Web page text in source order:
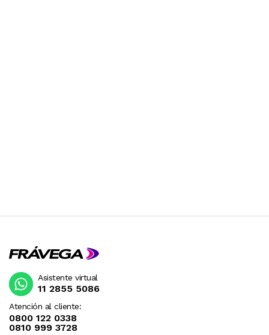
Atención al cliente:
0800 122 0338
0810 999 3728
Asistente virtual
11 2855 5086